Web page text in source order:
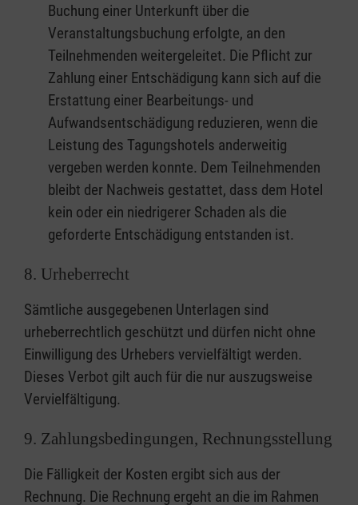
Buchung einer Unterkunft über die
Veranstaltungsbuchung erfolgte, an den
Teilnehmenden weitergeleitet. Die Pflicht zur
Zahlung einer Entschädigung kann sich auf die
Erstattung einer Bearbeitungs- und
Aufwandsentschädigung reduzieren, wenn die
Leistung des Tagungshotels anderweitig
vergeben werden konnte. Dem Teilnehmenden
bleibt der Nachweis gestattet, dass dem Hotel
kein oder ein niedrigerer Schaden als die
geforderte Entschädigung entstanden ist.
8. Urheberrecht
Sämtliche ausgegebenen Unterlagen sind
urheberrechtlich geschützt und dürfen nicht ohne
Einwilligung des Urhebers vervielfältigt werden.
Dieses Verbot gilt auch für die nur auszugsweise
Vervielfältigung.
9. Zahlungsbedingungen, Rechnungsstellung
Die Fälligkeit der Kosten ergibt sich aus der
Rechnung. Die Rechnung ergeht an die im Rahmen